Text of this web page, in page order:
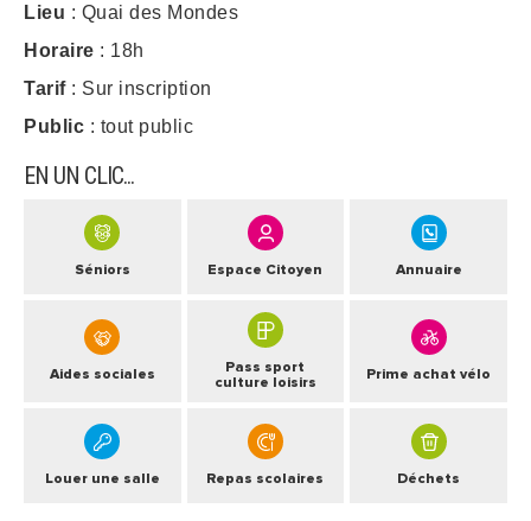
Lieu : Quai des Mondes
Horaire : 18h
Tarif: Sur inscription
Public : tout public
EN UN CLIC...
Séniors Espace Citoyen Annuaire
Aides sociales
Pass sport
culture loisirs
Prime achat vélo
Louer une salle Repas scolaires Déchets
SIGNALEMENTS
FICHE D'ORGANISATION MANIFESTATION
ARRÊTÉS MUNICIPAUX
DÉLIBÉRATIONS